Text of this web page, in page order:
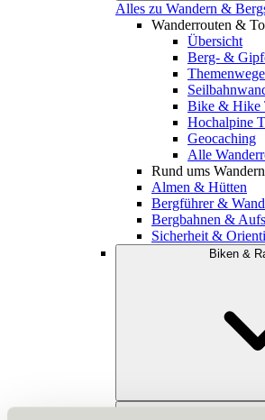
Alles zu Wandern &
Wanderrouten &
Übersicht
Berg- &
Themenwege
Bike & Hike
Hochalpine
Geocaching
Alle
Rund ums
Almen & Hütten
Bergführer &
Bergbahnen &
Sicherheit &
Biken &